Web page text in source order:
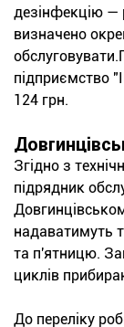
дезінфекцію —
визначено
підприємство
124 грн.
Згідно з
підрядник
надаватимуть
та п'ятницю.
циклів
До переліку